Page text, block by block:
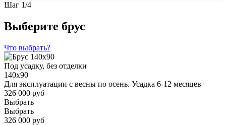
Шаг 1/4
Выберите брус
Что выбрать?
Под усадку, без отделки
140x90
Для эксплуатации с весны по осень. Усадка 6-12 месяцев
326 000 руб
Выбрать
Выбрать
326 000 руб